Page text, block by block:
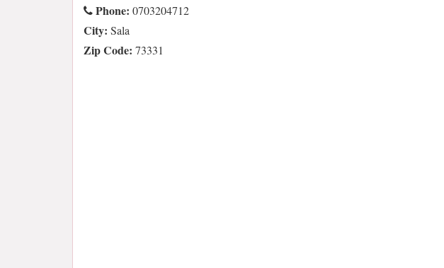
Phone: 0703204712
City: Sala
Zip Code: 73331